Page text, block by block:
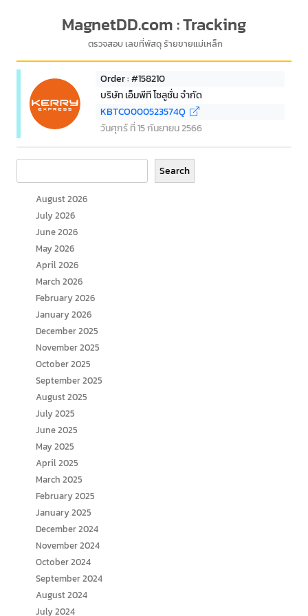
MagnetDD.com : Tracking
ตรวจสอบ เลขที่พัสดุ ร้ายขายแม่เหล็ก
Order : #158210
บริษัท เอ็มพีที โซลูชั่น จำกัด
KBTCO000523574Q
วันศุกร์ ที่ 15 กันยายน 2566
Search
August 2026
July 2026
June 2026
May 2026
April 2026
March 2026
February 2026
January 2026
December 2025
November 2025
October 2025
September 2025
August 2025
July 2025
June 2025
May 2025
April 2025
March 2025
February 2025
January 2025
December 2024
November 2024
October 2024
September 2024
August 2024
July 2024